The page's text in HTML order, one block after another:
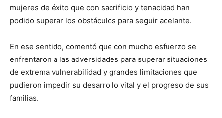
mujeres de éxito que con sacrificio y tenacidad han
podido superar los obstáculos para seguir adelante.
En ese sentido, comentó que con mucho esfuerzo se
enfrentaron a las adversidades para superar situaciones
de extrema vulnerabilidad y grandes limitaciones que
pudieron impedir su desarrollo vital y el progreso de sus
familias.